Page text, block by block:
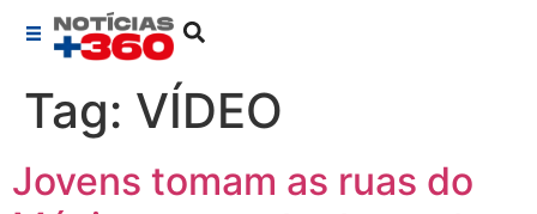
Tag: VÍDEO
Jovens tomam as ruas do